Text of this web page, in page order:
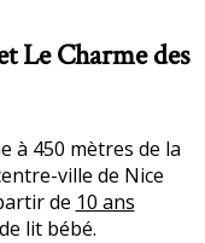
Le Charme des
à 450 mètres de la
ville de Nice
de 10 ans
lit bébé.